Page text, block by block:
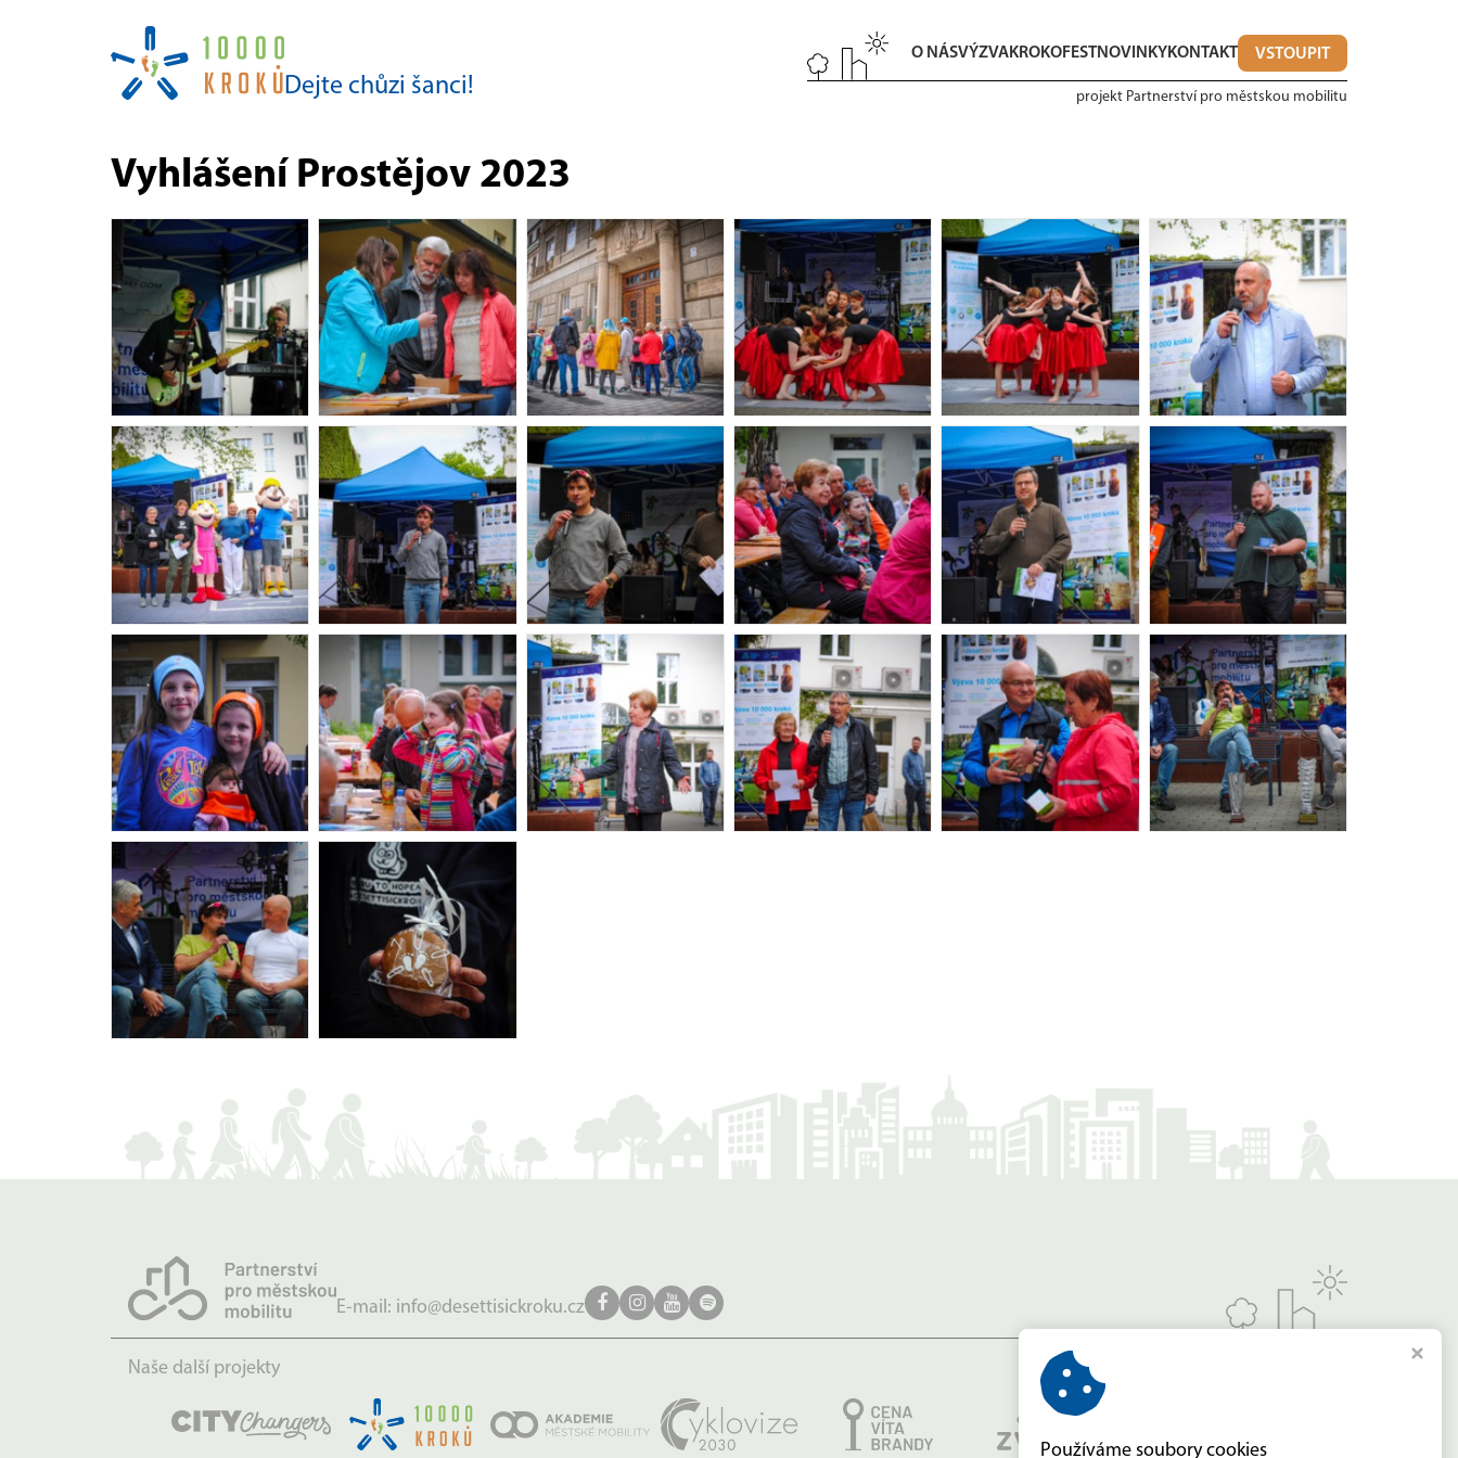
Dejte chůzi šanci!
O NÁSVÝZVAKROKOFESTNOVINKYKONTAKT VSTOUPIT
projekt Partnerství pro městskou mobilitu
Vyhlášení Prostějov 2023
E-mail: info@desettisickroku.cz
Naše další projekty
Používáme soubory cookies